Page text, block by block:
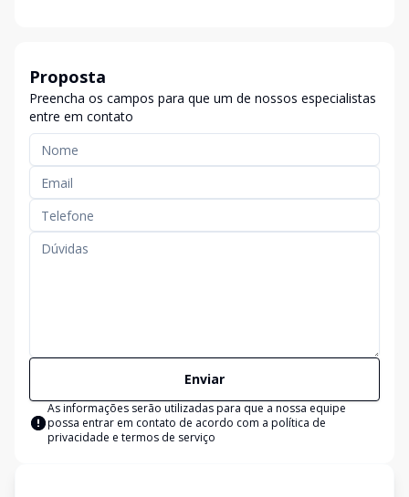
Proposta
Preencha os campos para que um de nossos especialistas
entre em contato
Enviar
As informações serão utilizadas para que a nossa equipe
possa entrar em contato de acordo com a política de
privacidade e termos de serviço